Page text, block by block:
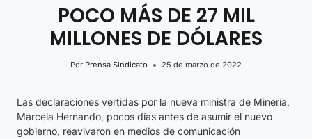
POCO MÁS DE 27 MIL
MILLONES DE DÓLARES
Por Prensa Sindicato 25 de marzo de 2022
Las declaraciones vertidas por la nueva ministra de Minería,
Marcela Hernando, pocos días antes de asumir el nuevo
gobierno, reavivaron en medios de comunicación